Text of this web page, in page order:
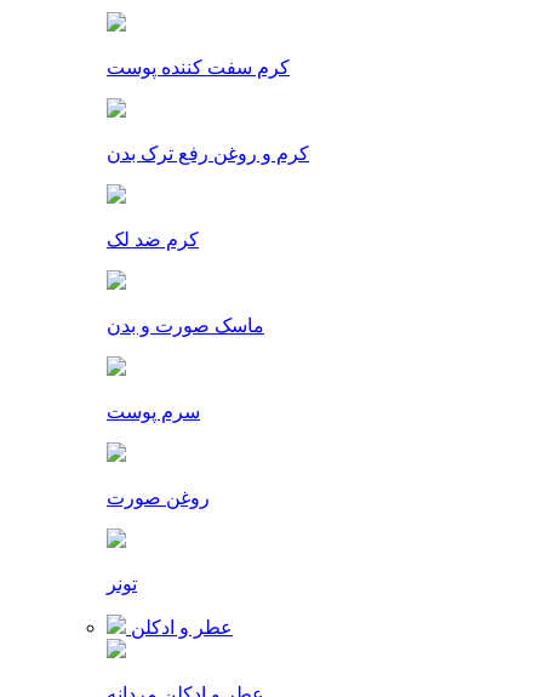
کرم سفت کننده پوست
کرم و روغن رفع ترک بدن
کرم ضد لک
ماسک صورت و بدن
سرم پوست
روغن صورت
تونر
عطر و ادکلن